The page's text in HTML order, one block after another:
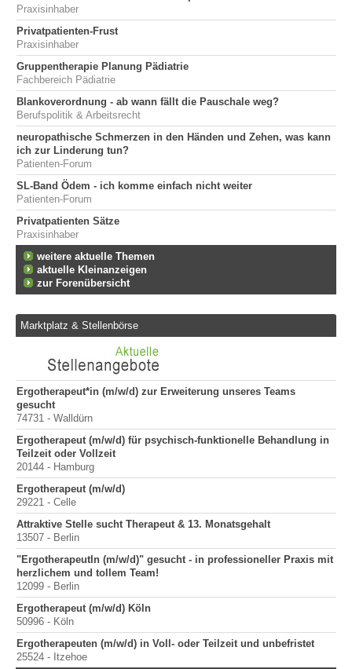
Praxisinhaber
Privatpatienten-Frust
Praxisinhaber
Gruppentherapie Planung Pädiatrie
Fachbereich Pädiatrie
Blankoverordnung - ab wann fällt die Pauschale weg?
Berufspolitik & Arbeitsrecht
neuropathische Schmerzen in den Händen und Zehen, was kann
ich zur Linderung tun?
Patienten-Forum
SL-Band Ödem - ich komme einfach nicht weiter
Patienten-Forum
Privatpatienten Sätze
Praxisinhaber
weitere aktuelle Themen
aktuelle Kleinanzeigen
zur Forenübersicht
Marktplatz & Stellenbörse
Ergotherapeut*in (m/w/d) zur Erweiterung unseres Teams
gesucht
74731 - Walldürn
Ergotherapeut (m/w/d) für psychisch-funktionelle Behandlung in
Teilzeit oder Vollzeit
20144 - Hamburg
Ergotherapeut (m/w/d)
29221 - Celle
Attraktive Stelle sucht Therapeut & 13. Monatsgehalt
13507 - Berlin
"ErgotherapeutIn (m/w/d)" gesucht - in professioneller Praxis mit
herzlichem und tollem Team!
12099 - Berlin
Ergotherapeut (m/w/d) Köln
50996 - Köln
Ergotherapeuten (m/w/d) in Voll- oder Teilzeit und unbefristet
25524 - Itzehoe